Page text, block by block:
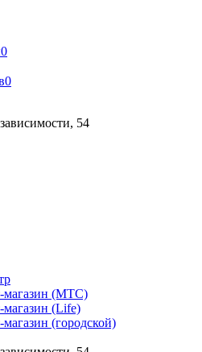
0
0
54
магазин (МТС)
магазин (Life)
(городской)